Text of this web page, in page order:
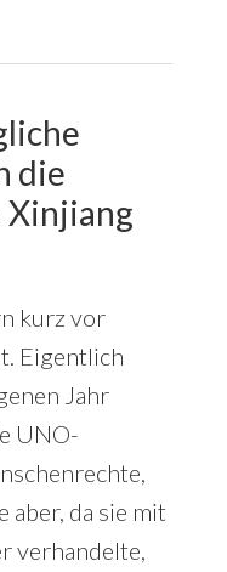
die
Xinjiang
kurz vor
Eigentlich
Jahr
UNO-
aber, da sie mit
verhandelte,